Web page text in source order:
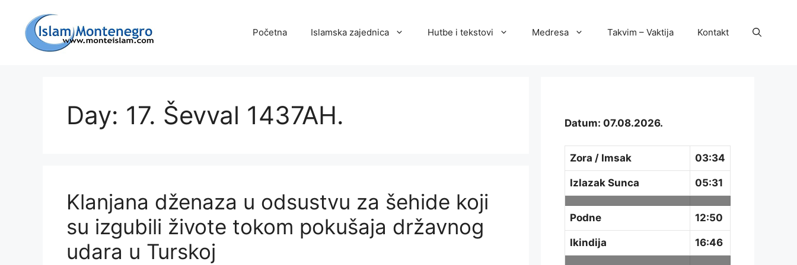
sadržaj
Početna Islamska zajednica Hutbe i tekstovi Medresa Takvim – Vaktija Kontakt
Day: 17. Ševval 1437AH.
Klanjana dženaza u odsustvu za šehide koji
su izgubili živote tokom pokušaja državnog
udara u Turskoj
Datum: 07.08.2026.
Zora / Imsak 03:34
Izlazak Sunca 05:31
Podne 12:50
Ikindija 16:46